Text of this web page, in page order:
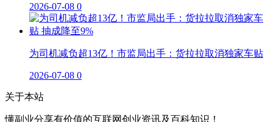
2026-07-08 0
为司机减负超13亿！市监局出手：货拉拉取消独家车贴
2026-07-08 0
关于本站
懂副业分享有价值的互联网创业资讯及百科知识！